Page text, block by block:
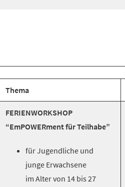
Thema
FERIENWORKSHOP
“EmPOWERment für Teilhabe”
für Jugendliche und
junge Erwachsene
im Alter von 14 bis 27